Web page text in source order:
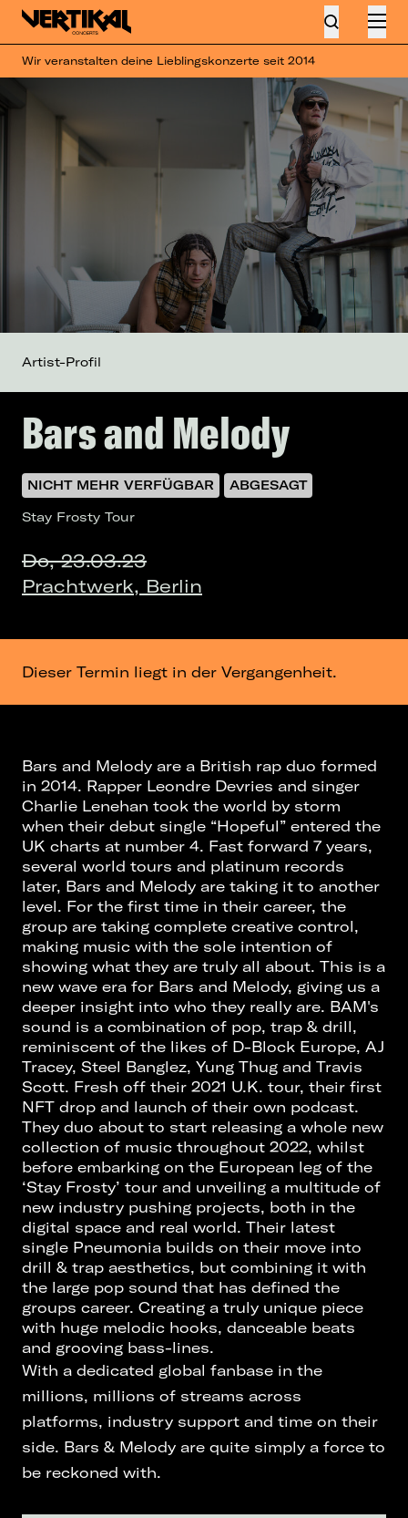
Wir veranstalten deine Lieblingskonzerte seit 2014
Bars and Melody
NICHT MEHR VERFÜGBAR
ABGESAGT
Stay Frosty Tour
Do, 23.03.23
Prachtwerk, Berlin
Artist-Profil
Dieser Termin liegt in der Vergangenheit.
Bars and Melody are a British rap duo formed
in 2014. Rapper Leondre Devries and singer
Charlie Lenehan took the world by storm
when their debut single “Hopeful” entered the
UK charts at number 4. Fast forward 7 years,
several world tours and platinum records
later, Bars and Melody are taking it to another
level. For the first time in their career, the
group are taking complete creative control,
making music with the sole intention of
showing what they are truly all about. This is a
new wave era for Bars and Melody, giving us a
deeper insight into who they really are. BAM's
sound is a combination of pop, trap & drill,
reminiscent of the likes of D-Block Europe, AJ
Tracey, Steel Banglez, Yung Thug and Travis
Scott. Fresh off their 2021 U.K. tour, their first
NFT drop and launch of their own podcast.
They duo about to start releasing a whole new
collection of music throughout 2022, whilst
before embarking on the European leg of the
‘Stay Frosty’ tour and unveiling a multitude of
new industry pushing projects, both in the
digital space and real world. Their latest
single Pneumonia builds on their move into
drill & trap aesthetics, but combining it with
the large pop sound that has defined the
groups career. Creating a truly unique piece
with huge melodic hooks, danceable beats
and grooving bass-lines.
With a dedicated global fanbase in the
millions, millions of streams across
platforms, industry support and time on their
side. Bars & Melody are quite simply a force to
be reckoned with.